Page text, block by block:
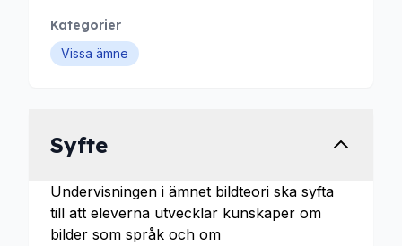
Kategorier
Vissa ämne
Syfte
Undervisningen i ämnet bildteori ska syfta
till att eleverna utvecklar kunskaper om
bilder som språk och om